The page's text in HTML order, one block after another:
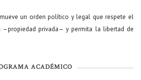
un orden político y legal que respete el
—propiedad privada— y permita la libertad de
ACADÉMICO